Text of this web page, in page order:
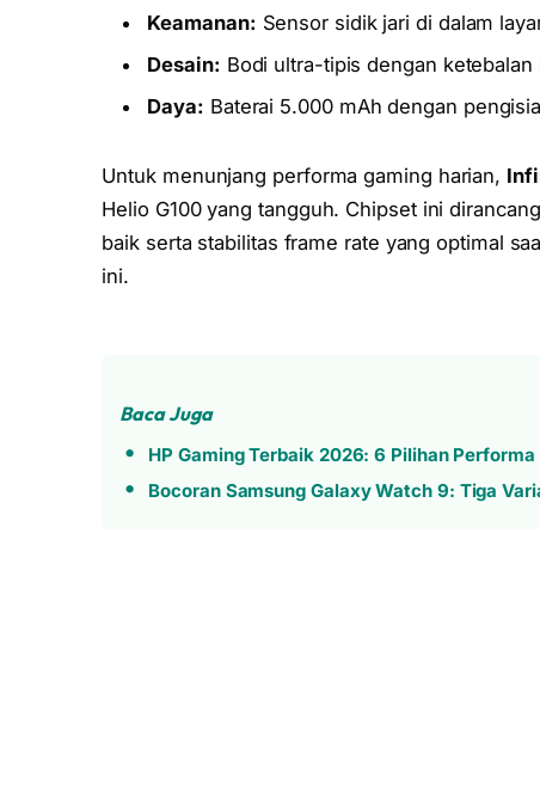
Keamanan: Sensor sidik jari di dalam
Desain: Bodi ultra-tipis dengan ketebalan
Daya: Baterai 5.000 mAh dengan
Untuk menunjang performa gaming harian,
Helio G100 yang tangguh. Chipset ini
baik serta stabilitas frame rate yang optimal
ini.
Baca Juga
HP Gaming Terbaik 2026: 6 Pilihan
Bocoran Samsung Galaxy Watch 9: Tiga